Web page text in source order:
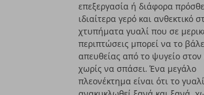
επεξεργασία ή διάφορα
ιδιαίτερα γερό και ανθεκτικό
χτυπήματα γυαλί που σε
περιπτώσεις μπορεί να το
απευθείας από το ψυγείο
χωρίς να σπάσει. Ένα μεγάλο
πλεονέκτημα είναι ότι το